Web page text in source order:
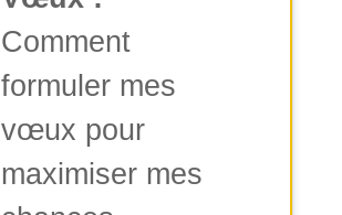
Comment
formuler mes
vœux pour
maximiser mes